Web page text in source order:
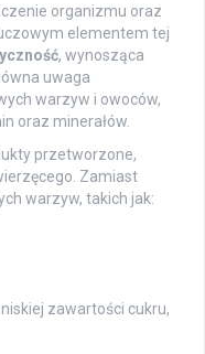
organizmu oraz
elementem tej
, wynosząca
uwaga
warzyw i owoców,
oraz minerałów.
przetworzone,
Zamiast
warzyw, takich jak:
zawartości cukru,